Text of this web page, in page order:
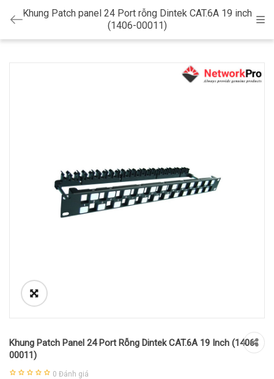
Khung Patch panel 24 Port rỗng Dintek CAT.6A 19 inch
(1406-00011)
Khung Patch Panel 24 Port Rỗng Dintek CAT.6A 19 Inch (1406-
00011)
0 Đánh giá